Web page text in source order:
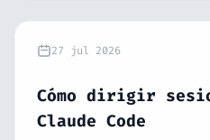
27 jul 2026
Cómo dirigir
Claude Code